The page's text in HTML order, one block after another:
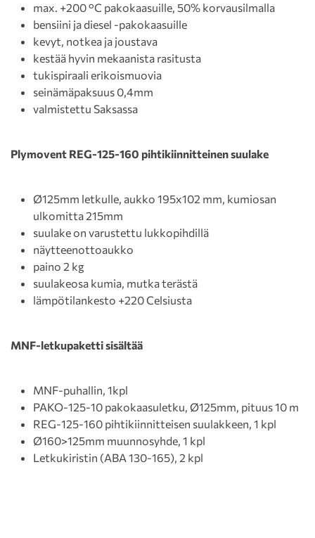
max. +200 °C pakokaasuille, 50% korvausilmalla
bensiini ja diesel -pakokaasuille
kevyt, notkea ja joustava
kestää hyvin mekaanista rasitusta
tukispiraali erikoismuovia
seinämäpaksuus 0,4mm
valmistettu Saksassa
Plymovent REG-125-160 pihtikiinnitteinen suulake
Ø125mm letkulle, aukko 195x102 mm, kumiosan
ulkomitta 215mm
suulake on varustettu lukkopihdillä
näytteenottoaukko
paino 2 kg
suulakeosa kumia, mutka terästä
lämpötilankesto +220 Celsiusta
MNF-letkupaketti sisältää
MNF-puhallin, 1kpl
PAKO-125-10 pakokaasuletku, Ø125mm, pituus 10 m
REG-125-160 pihtikiinnitteisen suulakkeen, 1 kpl
Ø160>125mm muunnosyhde, 1 kpl
Letkukiristin (ABA 130-165), 2 kpl